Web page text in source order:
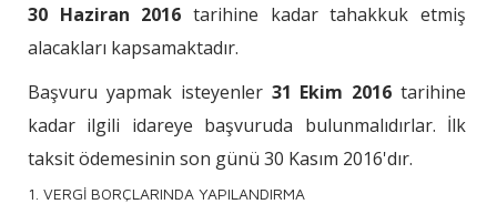
30 Haziran 2016 tarihine kadar tahakkuk etmiş
alacakları kapsamaktadır.
Başvuru yapmak isteyenler 31 Ekim 2016 tarihine
kadar ilgili idareye başvuruda bulunmalıdırlar. İlk
taksit ödemesinin son günü 30 Kasım 2016'dır.
1. VERGİ BORÇLARINDA YAPILANDIRMA